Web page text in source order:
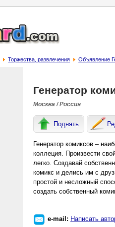
Торжества, развлечения Объявление
Генератор
Москва / Россия
Поднять
Генератор комиксов –
коллеция. Произвести
легко. Создавай
комикс и делись им с
простой и несложный
создать собственный
e-mail: Написать